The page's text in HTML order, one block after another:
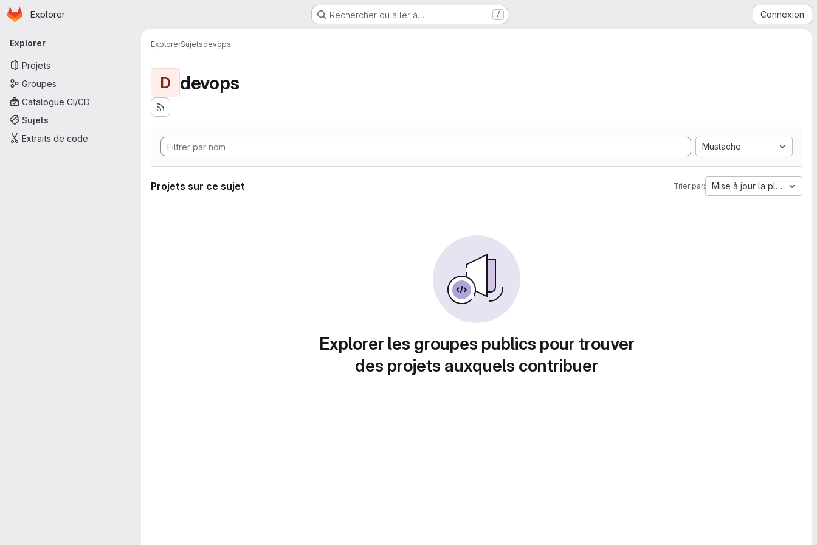
Passer au contenu principal
Page d'accueil
Explorer Rechercher ou aller à… / Connexion
Navigation principale
Explorer
Projets
Groupes
Catalogue CI/CD
Sujets
Extraits de code
ExplorerSujetsdevops
D devops
Mustache
Projets sur ce sujet Trier par: Mise à jour la plus
Explorer les groupes publics pour trouver
des projets auxquels contribuer